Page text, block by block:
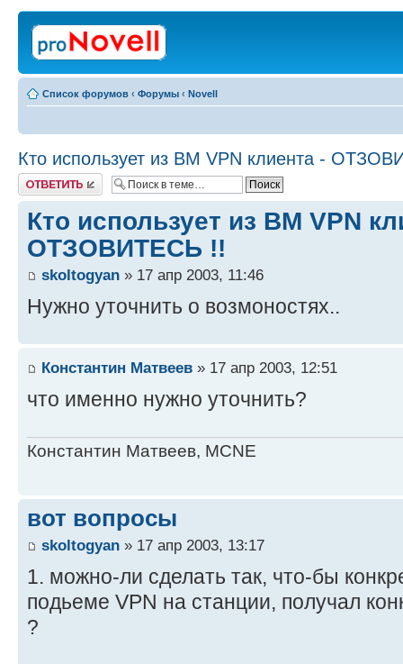
Список форумов ‹ Форумы ‹ Novell
Кто использует из BM VPN клиента -
Ответить
Кто использует из BM VPN
ОТЗОВИТЕСЬ !!
skoltogyan » 17 апр 2003, 11:46
Нужно уточнить о возмоностях..
Константин Матвеев » 17 апр 2003, 12:51
что именно нужно уточнить?
Константин Матвеев, MCNE
вот вопросы
skoltogyan » 17 апр 2003, 13:17
1. можно-ли сделать так, что-бы
подьеме VPN на станции, получал
?